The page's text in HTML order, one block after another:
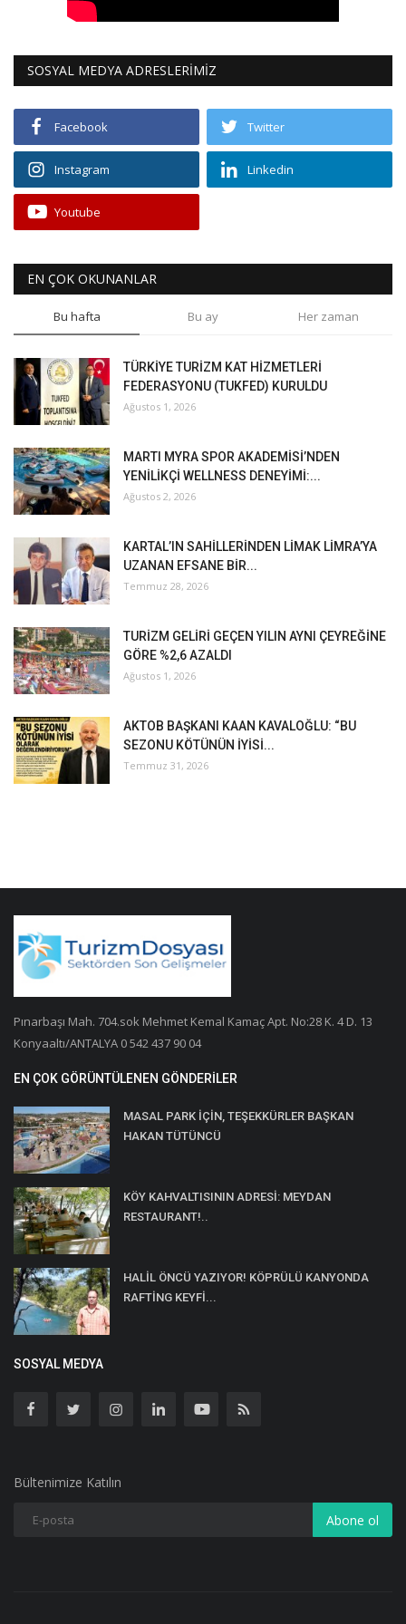
SOSYAL MEDYA ADRESLERİMİZ
Facebook Twitter
Instagram Linkedin
Youtube
EN ÇOK OKUNANLAR
Bu hafta Bu ay Her zaman
TÜRKİYE TURİZM KAT HİZMETLERİ
FEDERASYONU (TUKFED) KURULDU
Ağustos 1, 2026
MARTI MYRA SPOR AKADEMİSİ’NDEN
YENİLİKÇİ WELLNESS DENEYİMİ:...
Ağustos 2, 2026
KARTAL’IN SAHİLLERİNDEN LİMAK LİMRA’YA
UZANAN EFSANE BİR...
Temmuz 28, 2026
TURİZM GELİRİ GEÇEN YILIN AYNI ÇEYREĞİNE
GÖRE %2,6 AZALDI
Ağustos 1, 2026
AKTOB BAŞKANI KAAN KAVALOĞLU: “BU
SEZONU KÖTÜNÜN İYİSİ...
Temmuz 31, 2026
Pınarbaşı Mah. 704.sok Mehmet Kemal Kamaç Apt. No:28 K. 4 D. 13
Konyaaltı/ANTALYA 0 542 437 90 04
EN ÇOK GÖRÜNTÜLENEN GÖNDERILER
MASAL PARK İÇİN, TEŞEKKÜRLER BAŞKAN
HAKAN TÜTÜNCÜ
KÖY KAHVALTISININ ADRESİ: MEYDAN
RESTAURANT!..
HALİL ÖNCÜ YAZIYOR! KÖPRÜLÜ KANYONDA
RAFTİNG KEYFİ...
SOSYAL MEDYA
Bültenimize Katılın
Abone ol